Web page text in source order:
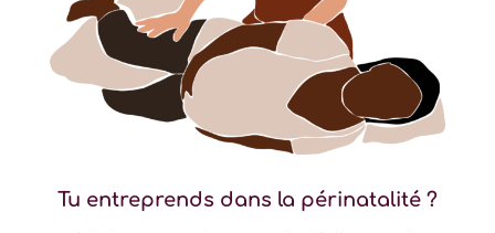
Tu entreprends dans la périnatalité ?